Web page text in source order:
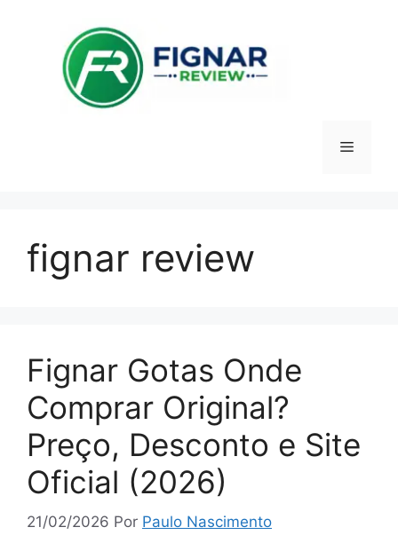
conteúdo
Menu
fignar review
Fignar Gotas Onde
Comprar Original?
Preço, Desconto e Site
Oficial (2026)
21/02/2026 Por Paulo Nascimento